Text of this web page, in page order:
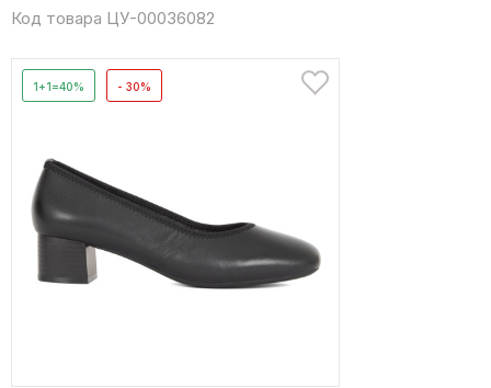
Код товара ЦУ-00036082
1+1=40% - 30%